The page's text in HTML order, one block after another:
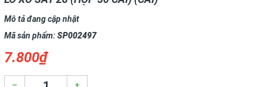
Mô tả đang cập nhật
Mã sản phẩm:SP002497
7.800₫